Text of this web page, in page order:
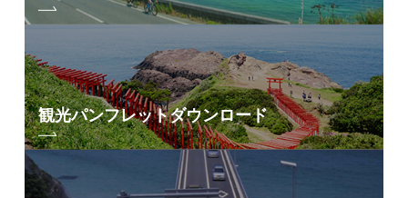
観光パンフレットダウンロード